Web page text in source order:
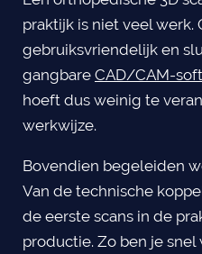
praktijk is niet veel werk.
gebruiksvriendelijk en
gangbare CAD/CAM-
hoeft dus weinig te
werkwijze.
Bovendien begeleiden
Van de technische
de eerste scans in de
productie. Zo ben je